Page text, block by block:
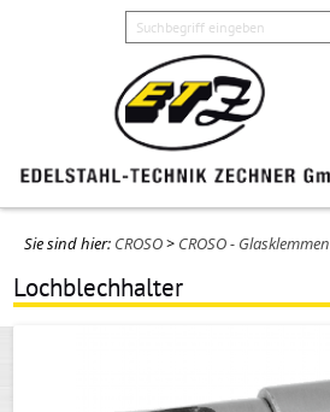
Sie sind hier: CROSO> CROSO - Glasklemmen
Lochblechhalter